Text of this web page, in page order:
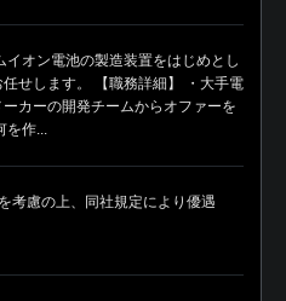
イオン電池の製造装置をはじめとし
せします。 【職務詳細】 ・大手電
カーの開発チームからオファーを
を作...
考慮の上、同社規定により優遇